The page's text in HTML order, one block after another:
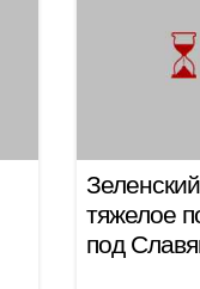
тяжелое
под